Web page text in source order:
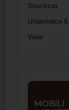
Sicurezza
Urbanistica
Varie